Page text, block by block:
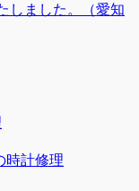
しました。（愛知
時計修理